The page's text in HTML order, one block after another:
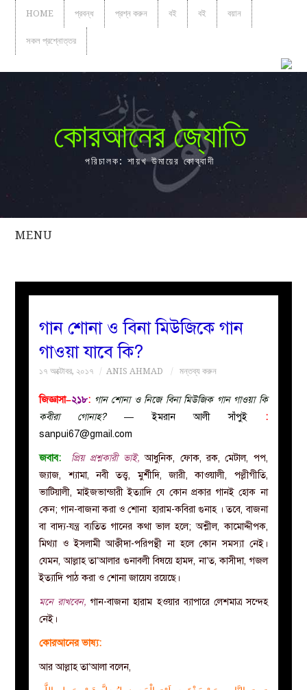
HOME প্রবন্ধ প্রশ্ন করুন বই বই বয়ান
সকল প্রশ্নোত্তর
কোরআনের জ্যোতি
পরিচালক: শায়খ উমায়ের কোব্বাদী
MENU
সকল
বয়ান
নারীদের
ইসলাহী
মজলিস
প্রশ্ন
করুন
গান শোনা ও বিনা মিউজিকে গান
গাওয়া যাবে কি?
১৭ অক্টোবর, ২০১৭ ANIS AHMAD মন্তব্য করুন
জিজ্ঞাসা–২১৮: গান শোনা ও নিজে বিনা মিউজিক গান গাওয়া কি
কবীরা গোনাহ?— ইমরান আলী সাঁপুই :
sanpui67@gmail.com
জবাব: প্রিয় প্রশ্নকারী ভাই, আধুনিক, ফোক, রক, মেটাল, পপ,
জ্যাজ, শ্যামা, নবী তত্ত্ব, মুর্শীদি, জারী, কাওয়ালী, পল্লীগীতি,
ভাটিয়ালী, মাইজভান্ডারী ইত্যাদি যে কোন প্রকার গানই হোক না
কেন; গান-বাজনা করা ও শোনা হারাম-কবিরা গুনাহ । তবে, বাজনা
বা বাদ্য-যন্ত্র ব্যতিত গানের কথা ভাল হলে; অশ্লীল, কামোদ্দীপক,
মিথ্যা ও ইসলামী আক্বীদা-পরিপন্থী না হলে কোন সমস্যা নেই।
যেমন, আল্লাহ তা’আলার গুনাবলী বিষয়ে হামদ, না’ত, কাসীদা, গজল
ইত্যাদি পাঠ করা ও শোনা জায়েয রয়েছে।
মনে রাখবেন, গান-বাজনা হারাম হওয়ার ব্যাপারে লেশমাত্র সন্দেহ
নেই।
কোরআনের ভাষ্য:
আর আল্লাহ তা’আলা বলেন,